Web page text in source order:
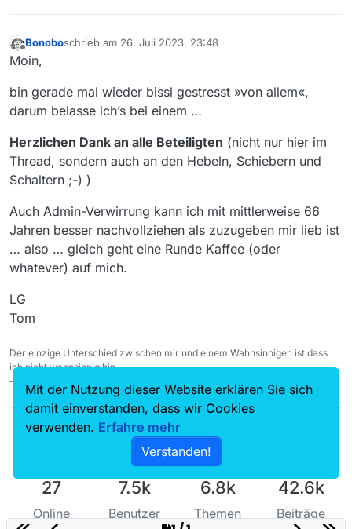
Offline
Bonoboschrieb am 26. Juli 2023, 23:48
zuletzt editiert von
Moin,
bin gerade mal wieder bissl gestresst »von allem«,
darum belasse ich’s bei einem …
Herzlichen Dank an alle Beteiligten (nicht nur hier im
Thread, sondern auch an den Hebeln, Schiebern und
Schaltern ;-) )
Auch Admin-Verwirrung kann ich mit mittlerweise 66
Jahren besser nachvollziehen als zuzugeben mir lieb ist
… also … gleich geht eine Runde Kaffee (oder
whatever) auf mich.
LG
Tom
Der einzige Unterschied zwischen mir und einem Wahnsinnigen ist dass
ich nicht wahnsinnig bin.
— Salvador Dalí
27
Online
7.5k
Benutzer
6.8k
Themen
42.6k
Beiträge
Mit der Nutzung dieser Website erklären Sie sich
damit einverstanden, dass wir Cookies
verwenden. Erfahre mehr
Verstanden!